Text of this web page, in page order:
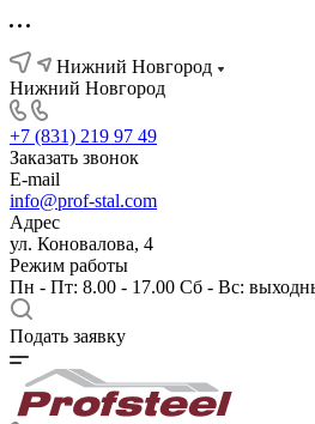
Нижний Новгород
Нижний Новгород
+7 (831) 219 97 49
Заказать звонок
E-mail
info@prof-stal.com
Адрес
ул. Коновалова, 4
Режим работы
Пн - Пт: 8.00 - 17.00 Сб - Вс:
Подать заявку